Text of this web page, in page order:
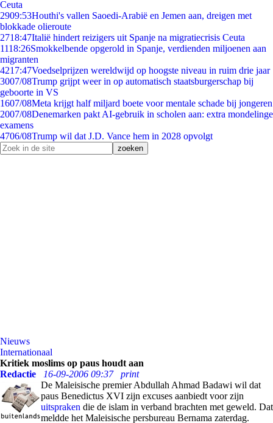
Ceuta
2909:53Houthi's vallen Saoedi-Arabië en Jemen aan, dreigen met
blokkade olieroute
2718:47Italië hindert reizigers uit Spanje na migratiecrisis Ceuta
1118:26Smokkelbende opgerold in Spanje, verdienden miljoenen aan
migranten
4217:47Voedselprijzen wereldwijd op hoogste niveau in ruim drie jaar
3007/08Trump grijpt weer in op automatisch staatsburgerschap bij
geboorte in VS
1607/08Meta krijgt half miljard boete voor mentale schade bij jongeren
2007/08Denemarken pakt AI-gebruik in scholen aan: extra mondelinge
examens
4706/08Trump wil dat J.D. Vance hem in 2028 opvolgt
Nieuws
Internationaal
Kritiek moslims op paus houdt aan
Redactie
16-09-2006 09:37
print
De Maleisische premier Abdullah Ahmad Badawi wil dat
paus Benedictus XVI zijn excuses aanbiedt voor zijn
uitspraken die de islam in verband brachten met geweld. Dat
meldde het Maleisische persbureau Bernama zaterdag.